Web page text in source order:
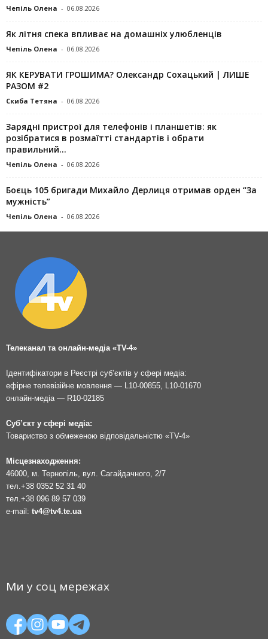
Чепіль Олена - 06.08.2026
Як літня спека впливає на домашніх улюбленців
Чепіль Олена - 06.08.2026
ЯК КЕРУВАТИ ГРОШИМА? Олександр Сохацький | ЛИШЕ
РАЗОМ #2
Скиба Тетяна - 06.08.2026
Зарядні пристрої для телефонів і планшетів: як
розібратися в розмаїтті стандартів і обрати
правильний...
Чепіль Олена - 06.08.2026
Боєць 105 бригади Михайло Дерлиця отримав орден “За
мужність”
Чепіль Олена - 06.08.2026
Телеканал та онлайн-медіа «TV-4»
Ідентифікатори в Реєстрі суб’єктів у сфері медіа:
ефірне телевізійне мовлення — L10-00855, L10-01670
онлайн-медіа — R10-02185
Суб’єкт у сфері медіа:
Товариство з обмеженою відповідальністю «TV-4»
Місцезнаходження:
46000, м. Тернопіль, вул. Сагайдачного, 2/7
тел.+38 0352 52 31 40
тел.+38 096 89 57 039
e-mail: tv4@tv4.te.ua
Ми у соц мережах